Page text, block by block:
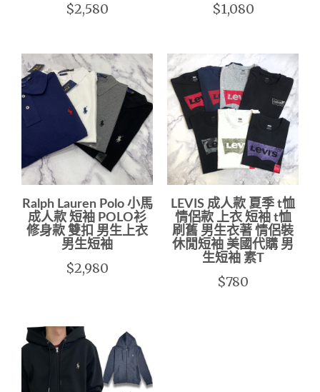
$2,580 $1,080
Ralph Lauren Polo 小馬
成人款 短袖 POLO衫
修身款 雙扣 男生上衣
男生短袖
$2,980
LEVIS 成人款 夏季 t恤
情侶款 上衣 短袖 t恤
刷舊 男生衣著 情侶裝
休閒短袖 美國代購 男
生短袖 素T
$780